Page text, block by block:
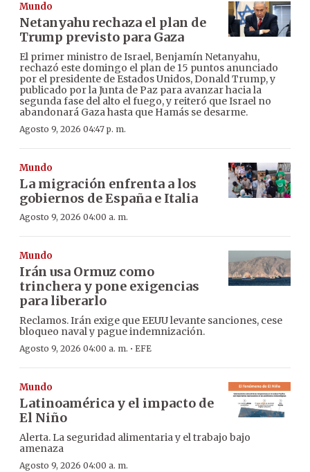
Mundo
Netanyahu rechaza el plan de
Trump previsto para Gaza
El primer ministro de Israel, Benjamín Netanyahu,
rechazó este domingo el plan de 15 puntos anunciado
por el presidente de Estados Unidos, Donald Trump, y
publicado por la Junta de Paz para avanzar hacia la
segunda fase del alto el fuego, y reiteró que Israel no
abandonará Gaza hasta que Hamás se desarme.
Agosto 9, 2026 04:47 p. m.
Mundo
La migración enfrenta a los
gobiernos de España e Italia
Agosto 9, 2026 04:00 a. m.
Mundo
Irán usa Ormuz como
trinchera y pone exigencias
para liberarlo
Reclamos. Irán exige que EEUU levante sanciones, cese
bloqueo naval y pague indemnización.
Agosto 9, 2026 04:00 a. m. · EFE
Mundo
Latinoamérica y el impacto de
El Niño
Alerta. La seguridad alimentaria y el trabajo bajo
amenaza
Agosto 9, 2026 04:00 a. m.